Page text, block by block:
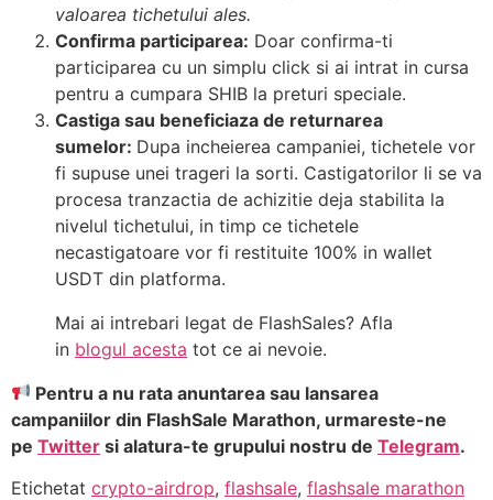
valoarea tichetului ales.
Confirma participarea: Doar confirma-ti
participarea cu un simplu click si ai intrat in cursa
pentru a cumpara SHIB la preturi speciale.
Castiga sau beneficiaza de returnarea
sumelor: Dupa incheierea campaniei, tichetele vor
fi supuse unei trageri la sorti. Castigatorilor li se va
procesa tranzactia de achizitie deja stabilita la
nivelul tichetului, in timp ce tichetele
necastigatoare vor fi restituite 100% in wallet
USDT din platforma.
Mai ai intrebari legat de FlashSales? Afla
in blogul acesta tot ce ai nevoie.
Pentru a nu rata anuntarea sau lansarea
campaniilor din FlashSale Marathon, urmareste-ne
pe Twitter si alatura-te grupului nostru de Telegram.
Etichetat crypto-airdrop, flashsale, flashsale marathon